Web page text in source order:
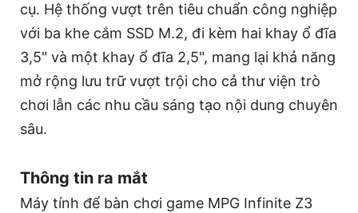
cụ. Hệ thống vượt trên tiêu chuẩn công nghiệp
với ba khe cắm SSD M.2, đi kèm hai khay ổ đĩa
3,5" và một khay ổ đĩa 2,5", mang lại khả năng
mở rộng lưu trữ vượt trội cho cả thư viện trò
chơi lẫn các nhu cầu sáng tạo nội dung chuyên
sâu.
Thông tin ra mắt
Máy tính để bàn chơi game MPG Infinite Z3